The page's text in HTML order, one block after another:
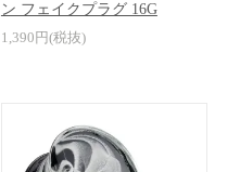
ン フェイクプラグ 16G
1,390円(税抜)